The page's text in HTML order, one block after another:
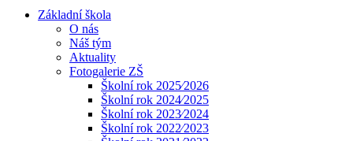
Základní škola
O nás
Náš tým
Aktuality
Fotogalerie ZŠ
Školní rok 2025⁄2026
Školní rok 2024⁄2025
Školní rok 2023⁄2024
Školní rok 2022⁄2023